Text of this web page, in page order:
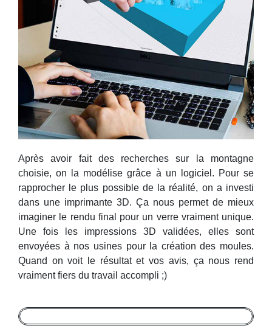
Après avoir fait des recherches sur la montagne
choisie, on la modélise grâce à un logiciel. Pour se
rapprocher le plus possible de la réalité, on a investi
dans une imprimante 3D. Ça nous permet de mieux
imaginer le rendu final pour un verre vraiment unique.
Une fois les impressions 3D validées, elles sont
envoyées à nos usines pour la création des moules.
Quand on voit le résultat et vos avis, ça nous rend
vraiment fiers du travail accompli ;)